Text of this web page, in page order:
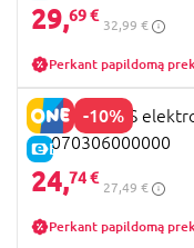
29,69 €
32,99 €
Perkant papildomą
-10%
E-KAINA
BABY SENSES
00070306000000
24,74 €
27,49 €
Perkant papildomą